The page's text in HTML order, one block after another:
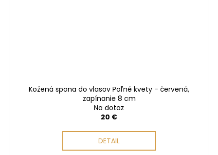
Kožená spona do vlasov Poľné kvety - červená,
zapínanie 8 cm
Na dotaz
20 €
DETAIL